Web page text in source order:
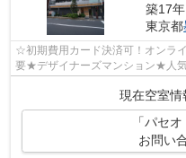
築17年
東京都
☆初期費用カード決済可！オン
要★デザイナーズマンション★人
現在空室情
「パセ
お問い